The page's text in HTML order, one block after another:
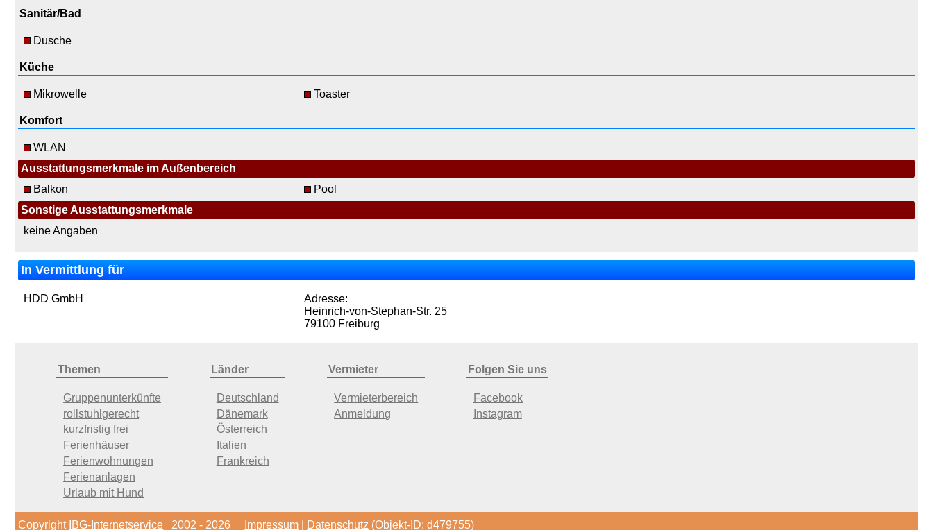
Sanitär/Bad
Dusche
Küche
Mikrowelle Toaster
Komfort
WLAN
Ausstattungsmerkmale im Außenbereich
Balkon
Pool
Sonstige Ausstattungsmerkmale
keine Angaben
In Vermittlung für
HDD GmbH
Adresse:
Heinrich-von-Stephan-Str. 25
79100 Freiburg
Themen
Gruppenunterkünfte
rollstuhlgerecht
kurzfristig frei
Ferienhäuser
Ferienwohnungen
Ferienanlagen
Urlaub mit Hund
Länder
Deutschland
Dänemark
Österreich
Italien
Frankreich
Vermieter
Vermieterbereich
Anmeldung
Folgen Sie uns
Facebook
Instagram
Copyright IBG-Internetservice 2002 - 2026 Impressum Datenschutz (Objekt-ID: d479755)